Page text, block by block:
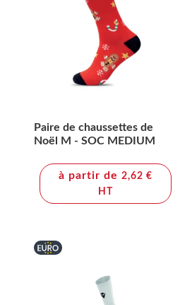
Paire de chaussettes de
Noël M - SOC MEDIUM
à partir de2,62 €
HT